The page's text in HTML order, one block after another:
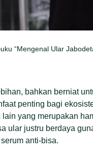
“Mengenal Ular
bahkan berniat
penting bagi
yang merupakan
ular justru berdaya
anti-bisa.